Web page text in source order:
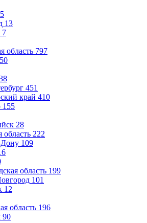
13
7
область 797
50
451
край 410
155
28
область 222
Дону 109
область 199
101
12
область 196
90